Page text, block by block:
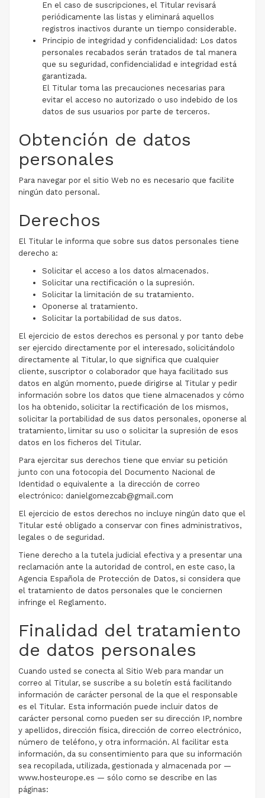
En el caso de suscripciones, el Titular revisará
periódicamente las listas y eliminará aquellos
registros inactivos durante un tiempo considerable.
Principio de integridad y confidencialidad: Los datos
personales recabados serán tratados de tal manera
que su seguridad, confidencialidad e integridad está
garantizada.
El Titular toma las precauciones necesarias para
evitar el acceso no autorizado o uso indebido de los
datos de sus usuarios por parte de terceros.
Obtención de datos
personales
Para navegar por el sitio Web no es necesario que facilite
ningún dato personal.
Derechos
El Titular le informa que sobre sus datos personales tiene
derecho a:
Solicitar el acceso a los datos almacenados.
Solicitar una rectificación o la supresión.
Solicitar la limitación de su tratamiento.
Oponerse al tratamiento.
Solicitar la portabilidad de sus datos.
El ejercicio de estos derechos es personal y por tanto debe
ser ejercido directamente por el interesado, solicitándolo
directamente al Titular, lo que significa que cualquier
cliente, suscriptor o colaborador que haya facilitado sus
datos en algún momento, puede dirigirse al Titular y pedir
información sobre los datos que tiene almacenados y cómo
los ha obtenido, solicitar la rectificación de los mismos,
solicitar la portabilidad de sus datos personales, oponerse al
tratamiento, limitar su uso o solicitar la supresión de esos
datos en los ficheros del Titular.
Para ejercitar sus derechos tiene que enviar su petición
junto con una fotocopia del Documento Nacional de
Identidad o equivalente a la dirección de correo
electrónico: danielgomezcab@gmail.com
El ejercicio de estos derechos no incluye ningún dato que el
Titular esté obligado a conservar con fines administrativos,
legales o de seguridad.
Tiene derecho a la tutela judicial efectiva y a presentar una
reclamación ante la autoridad de control, en este caso, la
Agencia Española de Protección de Datos, si considera que
el tratamiento de datos personales que le conciernen
infringe el Reglamento.
Finalidad del tratamiento
de datos personales
Cuando usted se conecta al Sitio Web para mandar un
correo al Titular, se suscribe a su boletín está facilitando
información de carácter personal de la que el responsable
es el Titular. Esta información puede incluir datos de
carácter personal como pueden ser su dirección IP, nombre
y apellidos, dirección física, dirección de correo electrónico,
número de teléfono, y otra información. Al facilitar esta
información, da su consentimiento para que su información
sea recopilada, utilizada, gestionada y almacenada por —
www.hosteurope.es — sólo como se describe en las
páginas: